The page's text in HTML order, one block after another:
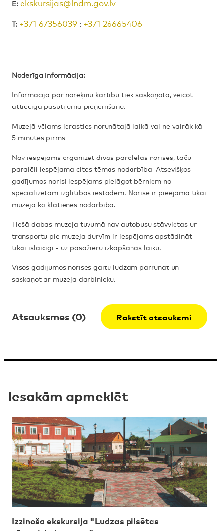
E: ekskursijas@lndm.gov.lv
T: +371 67356039 ; +371 26665406
Noderīga informācija:
Informācija par norēķinu kārtību tiek saskaņota, veicot
attiecīgā pasūtījuma pieņemšanu.
Muzejā vēlams ierasties norunātajā laikā vai ne vairāk kā
5 minūtes pirms.
Nav iespējams organizēt divas paralēlas norises, taču
paralēli iespējama citas tēmas nodarbība. Atsevišķos
gadījumos norisi iespējams pielāgot bērniem no
specializētām izglītības iestādēm. Norise ir pieejama tikai
muzejā kā klātienes nodarbība.
Tiešā dabas muzeja tuvumā nav autobusu stāvvietas un
transportu pie muzeja durvīm ir iespējams apstādināt
tikai īslaicīgi - uz pasažieru izkāpšanas laiku.
Visos gadījumos norises gaitu lūdzam pārrunāt un
saskaņot ar muzeja darbinieku.
Atsauksmes (0) Rakstīt atsauksmi
Iesakām apmeklēt
Izzinoša ekskursija "Ludzas pilsētas